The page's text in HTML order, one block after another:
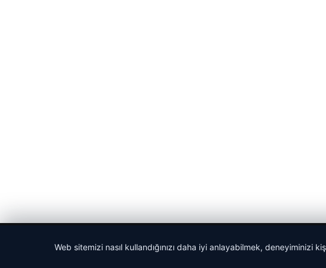
Web sitemizi nasıl kullandığınızı daha iyi anlayabilmek, deneyiminizi